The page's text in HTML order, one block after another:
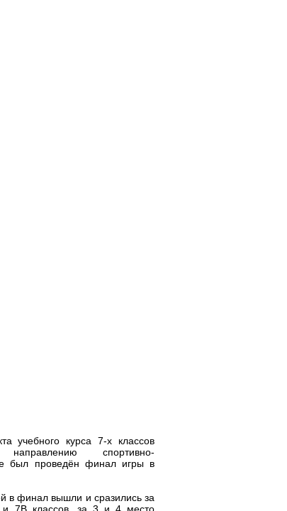
учебного курса 7-х классов
спортивно-
был проведён финал игры в
в финал вышли и сразились за